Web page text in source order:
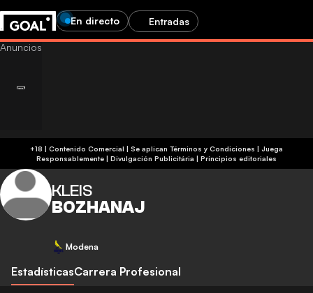
En directo Entradas
+18 | Contenido Comercial | Se aplican Términos y Condiciones | Juega
Responsablemente | Divulgación Publicitária | Principios editoriales
KLEIS
BOZHANAJ
Modena
EstadísticasCarrera Profesional